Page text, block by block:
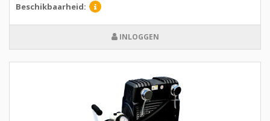
Beschikbaarheid:
INLOGGEN